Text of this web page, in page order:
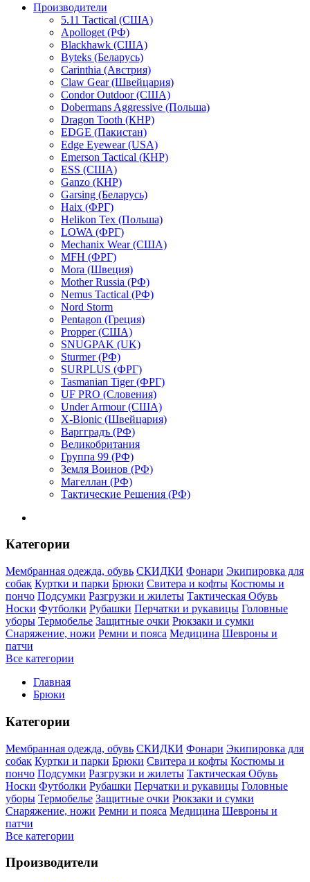
Производители
5.11 Tactical (США)
Apolloget (РФ)
Blackhawk (США)
Byteks (Беларусь)
Carinthia (Австрия)
Claw Gear (Швейцария)
Condor Outdoor (США)
Dobermans Aggressive (Польша)
Dragon Tooth (КНР)
EDGE (Пакистан)
Edge Eyewear (USA)
Emerson Tactical (КНР)
ESS (США)
Ganzo (КНР)
Garsing (Беларусь)
Haix (ФРГ)
Helikon Tex (Польша)
LOWA (ФРГ)
Mechanix Wear (США)
MFH (ФРГ)
Mora (Швеция)
Mother Russia (РФ)
Nemus Tactical (РФ)
Nord Storm
Pentagon (Греция)
Propper (США)
SNUGPAK (UK)
Sturmer (РФ)
SURPLUS (ФРГ)
Tasmanian Tiger (ФРГ)
UF PRO (Словения)
Under Armour (США)
X-Bionic (Швейцария)
Варгградъ (РФ)
Великобритания
Группа 99 (РФ)
Земля Воинов (РФ)
Магеллан (РФ)
Тактические Решения (РФ)
Категории
Мембранная одежда, обувь СКИДКИ Фонари Экипировка для
собак Куртки и парки Брюки Свитера и кофты Костюмы и
пончо Подсумки Разгрузки и жилеты Тактическая Обувь
Носки Футболки Рубашки Перчатки и рукавицы Головные
уборы Термобелье Защитные очки Рюкзаки и сумки
Снаряжение, ножи Ремни и пояса Медицина Шевроны и
патчи
Все категории
Главная
Брюки
Категории
Мембранная одежда, обувь СКИДКИ Фонари Экипировка для
собак Куртки и парки Брюки Свитера и кофты Костюмы и
пончо Подсумки Разгрузки и жилеты Тактическая Обувь
Носки Футболки Рубашки Перчатки и рукавицы Головные
уборы Термобелье Защитные очки Рюкзаки и сумки
Снаряжение, ножи Ремни и пояса Медицина Шевроны и
патчи
Все категории
Производители